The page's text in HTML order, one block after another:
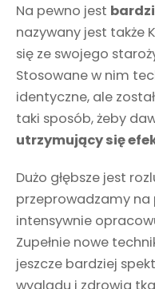
Na pewno jest
nazywany jest także
się ze swojego
Stosowane w nim
identyczne, ale
taki sposób, żeby
utrzymujący się
Dużo głębsze jest
przeprowadzamy na
intensywnie
Zupełnie nowe
jeszcze bardziej